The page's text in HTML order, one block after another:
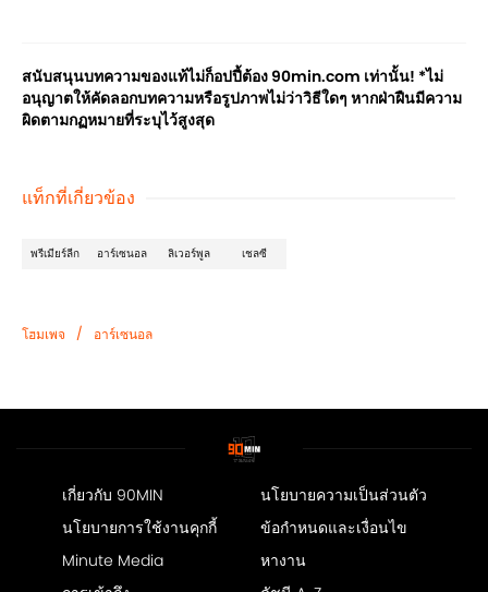
สนับสนุนบทความของแท้ไม่ก็อปปี้ต้อง 90min.com เท่านั้น! *ไม่
อนุญาตให้คัดลอกบทความหรือรูปภาพไม่ว่าวิธีใดๆ หากฝ่าฝืนมีความ
ผิดตามกฏหมายที่ระบุไว้สูงสุด
แท็กที่เกี่ยวข้อง
พรีเมียร์ลีก อาร์เซนอล ลิเวอร์พูล เชลซี
โฮมเพจ / อาร์เซนอล
เกี่ยวกับ 90MIN
นโยบายความเป็นส่วนตัว
นโยบายการใช้งานคุกกี้
ข้อกำหนดและเงื่อนไข
Minute Media
หางาน